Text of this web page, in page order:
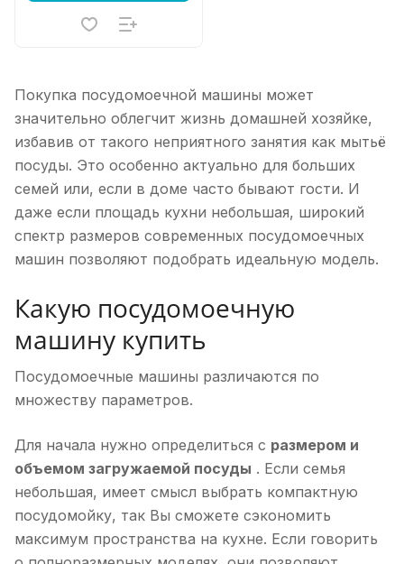
Покупка посудомоечной машины может
значительно облегчит жизнь домашней хозяйке,
избавив от такого неприятного занятия как мытьё
посуды. Это особенно актуально для больших
семей или, если в доме часто бывают гости. И
даже если площадь кухни небольшая, широкий
спектр размеров современных посудомоечных
машин позволяют подобрать идеальную модель.
Какую посудомоечную
машину купить
Посудомоечные машины различаются по
множеству параметров.
Для начала нужно определиться с размером и
объемом загружаемой посуды . Если семья
небольшая, имеет смысл выбрать компактную
посудомойку, так Вы сможете сэкономить
максимум пространства на кухне. Если говорить